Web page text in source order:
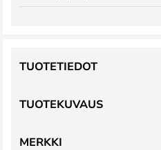
TUOTEKUVAUS
TUOTETIEDOT
MERKKI